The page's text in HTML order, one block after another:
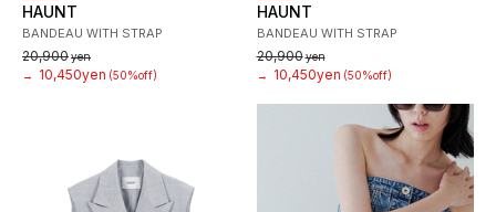
HAUNT
BANDEAU WITH STRAP
20,900yen
→
10,450yen (50%off)
HAUNT
BANDEAU WITH STRAP
20,900yen
→
10,450yen (50%off)